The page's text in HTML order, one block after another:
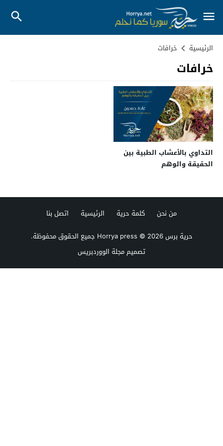
الرئيسية خرافات
خرافات
التداوي بالأعشاب الطبية بين
الحقيقة والوهم
من نحن كلمة حرية الرئيسية
اتصل بنا
حرية برس Horrya press© 2026 جميع الحقوق محفوظة.
تصميممجلة الووردبريس